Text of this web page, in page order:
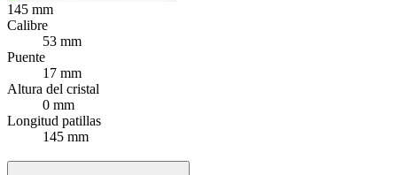
145 mm
Calibre
53 mm
Puente
17 mm
Altura del cristal
0 mm
Longitud patillas
145 mm